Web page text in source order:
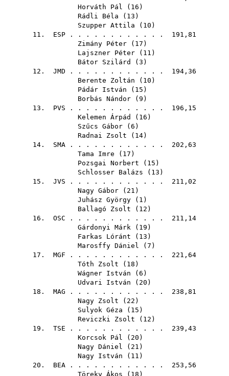
Horváth Pál ( 16 )
Rádli Béla ( 13 )
Szupper Attila ( 10 )
11. ESP . . . . . . . . . . . . 191,81
Zimány Péter ( 17 )
Lajszner Péter ( 11 )
Bátor Szilárd
( 3 )
12. JMD . . . . . . . . . . . . 194,36
Berente Zoltán ( 10 )
Pádár István ( 15 )
Borbás Nándor ( 9 )
13. PVS . . . . . . . . . . . . 196,15
Kelemen Árpád
( 16 )
Szűcs Gábor ( 6 )
Radnai Zsolt ( 14)
14. SMA . . . . . . . . . . . . 202,63
Tama Imre ( 17 )
Pozsgai Norbert ( 15 )
Schlosser Balázs ( 13 )
15. JVS . . . . . . . . . . . . 211,02
Nagy Gábor ( 21 )
Juhász György ( 1 )
Ballagó Zsolt ( 12 )
16. OSC . . . . . . . . . . . . 211,14
Gárdonyi Márk ( 19 )
Farkas Lóránt ( 13 )
Marosffy Dániel ( 7 )
17. MGF . . . . . . . . . . . . 221,64
Tóth Zsolt ( 18 )
Wágner István ( 6 )
Udvari István ( 20 )
18. MAG . . . . . . . . . . . . 238,81
Nagy Zsolt ( 22 )
Sulyok Géza ( 15 )
Reviczki Zsolt ( 12 )
19. TSE . . . . . . . . . . . . 239,43
Korcsok Pál ( 20 )
Nagy Dániel ( 21 )
Nagy István ( 11 )
20. BEA . . . . . . . . . . . . 253,56
Töreky Ákos ( 18 )